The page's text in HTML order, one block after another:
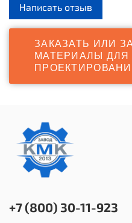
Написать отзыв
ЗАКАЗАТЬ ИЛИ
МАТЕРИАЛЫ ДЛЯ
+7 (800) 30-11-923